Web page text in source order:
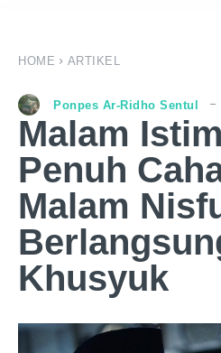
HOME ARTIKEL
Ponpes Ar-Ridho Sentul
Malam
Penuh
Malam
Khusyuk